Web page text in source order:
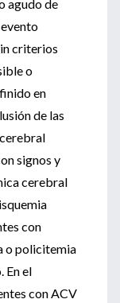
agudo de
criterios
o
en
de las
signos y
cerebral
con
o policitemia
En el
con ACV